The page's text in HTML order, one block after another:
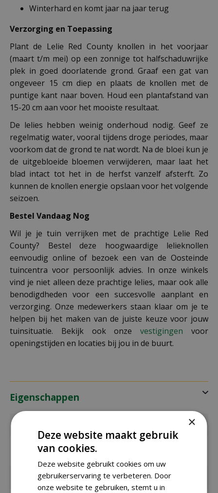
Winterhard en komt jaar na jaar terug
Verzorging en Toepassing
Plant de Lelie Red County knollen in het voorjaar
(maart t/m mei) op een zonnige tot halfschaduwrijke
plek in goed doorlatende grond. Graaf een gat van
ongeveer 15 cm diep en plaats de knollen met de
puntige kant naar boven. Houd een plantafstand van
15-20 cm aan voor het mooiste resultaat.
De lelies hebben weinig onderhoud nodig. Geef ze
regelmatig water, vooral tijdens droge periodes, maar
voorkom dat de grond te nat wordt. Na de bloei kun je
de uitgebloeide bloemen verwijderen, maar laat het
blad intact tot het in de herfst vanzelf afsterft. Zo
kunnen de knollen energie opslaan voor het volgende
seizoen.
Bestel Vandaag Nog
Wil je je tuin verrijken met de prachtige Lelie Red
County? Bestel deze hoogwaardige lelieknollen
eenvoudig online of bezoek een van de Oosteinde
tuincentra voor persoonlijk advies. In onze winkels
vind je niet alleen deze prachtige lelies, maar ook alle
benodigdheden voor een succesvolle aanplant en
verzorging. Onze medewerkers staan klaar om je te
helpen bij het maken van de juiste keuze voor jouw
tuinsituatie. Bekijk ook onzevestigingen voor
openingstijden en locaties bij jou in de buurt.
Eigenschappen
leverancier
108410
Merk Jub
×
Deze website maakt gebruik
van cookies.
Deze website gebruikt cookies om uw
gebruikerservaring te verbeteren. Door
onze website te gebruiken, stemt u in